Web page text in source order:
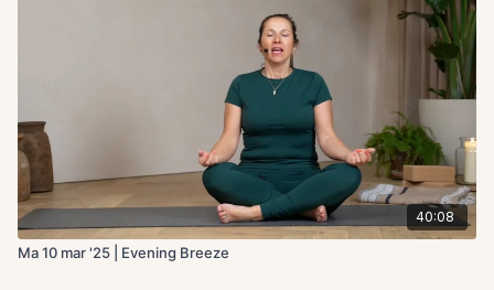
40:08
Ma 10 mar '25 | Evening Breeze